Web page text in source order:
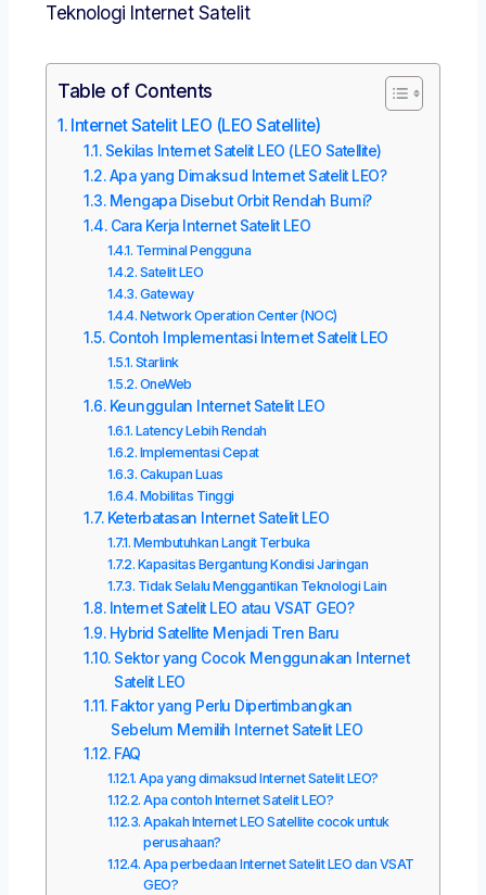
Teknologi Internet Satelit
Table of Contents
Internet Satelit LEO (LEO Satellite)
Sekilas Internet Satelit LEO (LEO Satellite)
Apa yang Dimaksud Internet Satelit LEO?
Mengapa Disebut Orbit Rendah Bumi?
Cara Kerja Internet Satelit LEO
Terminal Pengguna
Satelit LEO
Gateway
Network Operation Center (NOC)
Contoh Implementasi Internet Satelit LEO
Starlink
OneWeb
Keunggulan Internet Satelit LEO
Latency Lebih Rendah
Implementasi Cepat
Cakupan Luas
Mobilitas Tinggi
Keterbatasan Internet Satelit LEO
Membutuhkan Langit Terbuka
Kapasitas Bergantung Kondisi Jaringan
Tidak Selalu Menggantikan Teknologi Lain
Internet Satelit LEO atau VSAT GEO?
Hybrid Satellite Menjadi Tren Baru
Sektor yang Cocok Menggunakan Internet
Satelit LEO
Faktor yang Perlu Dipertimbangkan
Sebelum Memilih Internet Satelit LEO
FAQ
Apa yang dimaksud Internet Satelit LEO?
Apa contoh Internet Satelit LEO?
Apakah Internet LEO Satellite cocok untuk
perusahaan?
Apa perbedaan Internet Satelit LEO dan VSAT
GEO?